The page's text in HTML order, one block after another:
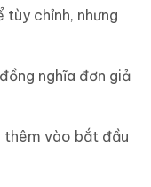
tùy chỉnh, nhưng
nghĩa đơn giả
thêm vào bắt đầu